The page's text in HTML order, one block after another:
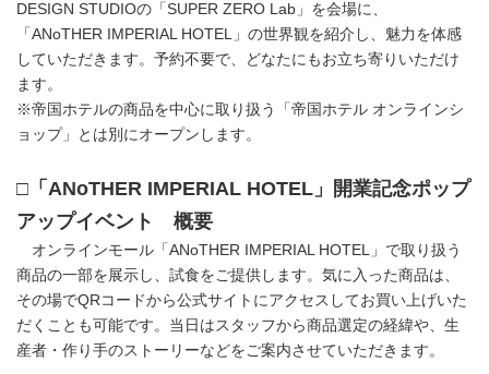
DESIGN STUDIOの「SUPER ZERO Lab」を会場に、
「ANoTHER IMPERIAL HOTEL」の世界観を紹介し、魅力を体感
していただきます。予約不要で、どなたにもお立ち寄りいただけ
ます。
※帝国ホテルの商品を中心に取り扱う「帝国ホテル オンラインシ
ョップ」とは別にオープンします。
□「ANoTHER IMPERIAL HOTEL」開業記念ポップ
アップイベント 概要
オンラインモール「ANoTHER IMPERIAL HOTEL」で取り扱う
商品の一部を展示し、試食をご提供します。気に入った商品は、
その場でQRコードから公式サイトにアクセスしてお買い上げいた
だくことも可能です。当日はスタッフから商品選定の経緯や、生
産者・作り手のストーリーなどをご案内させていただきます。